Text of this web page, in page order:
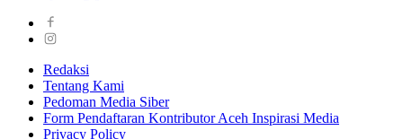
Redaksi
Tentang Kami
Pedoman Media Siber
Form Pendaftaran Kontributor Aceh Inspirasi Media
Privacy Policy